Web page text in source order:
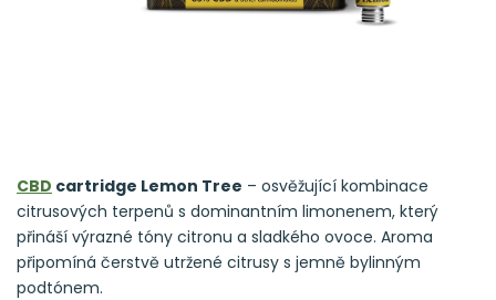
CBD cartridge Lemon Tree – osvěžující kombinace
citrusových terpenů s dominantním limonenem, který
přináší výrazné tóny citronu a sladkého ovoce. Aroma
připomíná čerstvě utržené citrusy s jemně bylinným
podtónem.